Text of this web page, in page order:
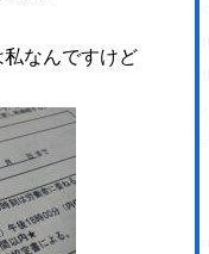
私なんですけど
wp-json/
5.8.1" />
5' />
href="https://